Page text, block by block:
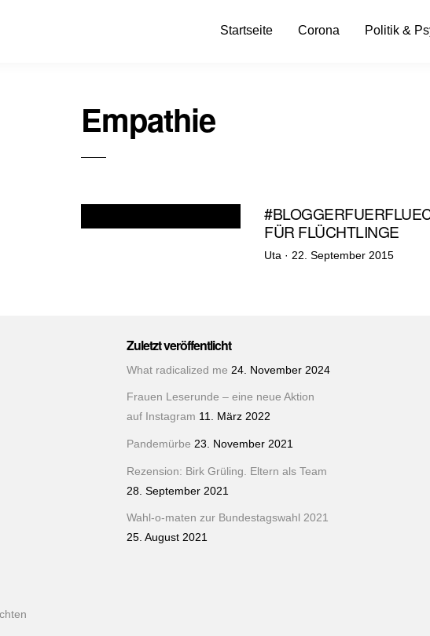
Startseite Corona Politik &
Empathie
FÜR FLÜCHTLINGE
Uta · Veröffentlicht
22. September 2015
Zuletzt veröffentlicht
What radicalized me 24. November 2024
Frauen Leserunde – eine neue Aktion
auf Instagram 11. März 2022
Pandemürbe 23. November 2021
Rezension: Birk Grüling. Eltern als Team
28. September 2021
Wahl-o-maten zur Bundestagswahl 2021
25. August 2021